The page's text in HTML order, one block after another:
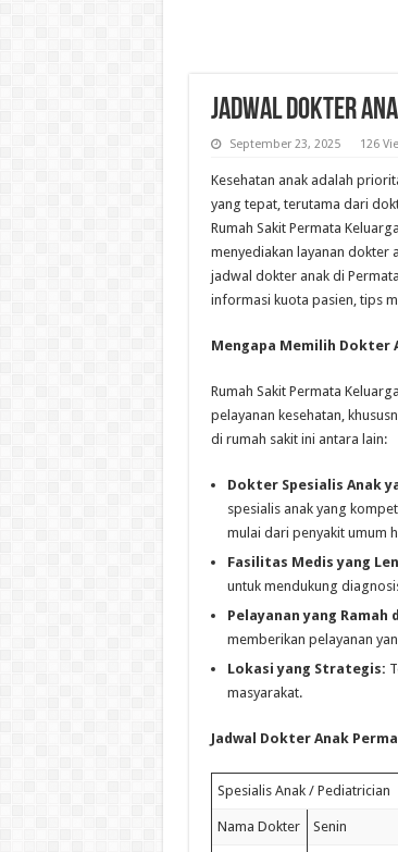
Jadwal Dokter
September 23, 2025 126
Kesehatan anak adalah
yang tepat, terutama dari
Rumah Sakit Permata
menyediakan layanan dokter
jadwal dokter anak di
informasi kuota pasien, tips
Mengapa Memilih Dokter
Rumah Sakit Permata
pelayanan kesehatan,
di rumah sakit ini antara lain:
Dokter Spesialis Anak
spesialis anak yang
mulai dari penyakit umum
Fasilitas Medis yang
untuk mendukung
Pelayanan yang Ramah
memberikan pelayanan
Lokasi yang Strategis:
masyarakat.
Jadwal Dokter Anak
Spesialis Anak / Pediatrician
Nama Dokter Senin